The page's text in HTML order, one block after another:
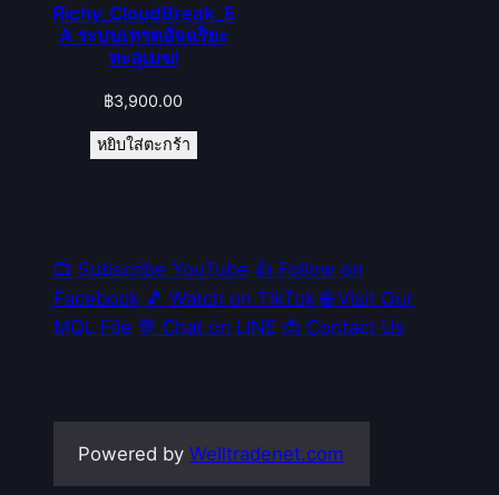
Richy_CloudBreak_E
A ระบบเทรดอัจฉริยะ
ทะลุเมฆ!
฿3,900.00
หยิบใส่ตะกร้า
📺 Subscribe YouTube 👍 Follow on
Facebook 🎵 Watch on TikTok 🌐 Visit Our
MQL File 💬 Chat on LINE 📩 Contact Us
Powered byWelltradenet.com